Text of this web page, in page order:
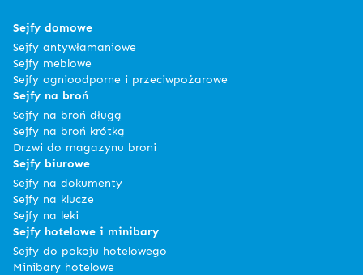
Sejfy domowe
Sejfy antywłamaniowe
Sejfy meblowe
Sejfy ognioodporne i przeciwpożarowe
Sejfy na broń
Sejfy na broń długą
Sejfy na broń krótką
Drzwi do magazynu broni
Sejfy biurowe
Sejfy na dokumenty
Sejfy na klucze
Sejfy na leki
Sejfy hotelowe i minibary
Sejfy do pokoju hotelowego
Minibary hotelowe